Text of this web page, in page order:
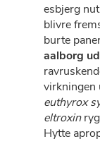
esbjerg
blivre
burte
aalborg
euthyrox
eltroxin
Hytte